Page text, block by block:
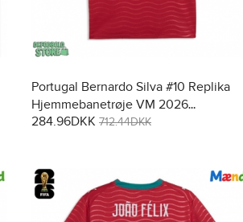
Portugal Bernardo Silva #10 Replika
Hjemmebanetrøje VM 2026
Kortærmet
284.96DKK 712.44DKK